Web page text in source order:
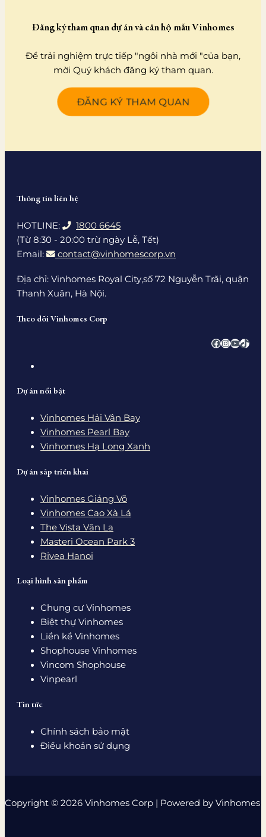
Đăng ký tham quan dự án và căn hộ mẫu Vinhomes
Để trải nghiệm trực tiếp "ngôi nhà mới "của bạn,
mời Quý khách đăng ký tham quan.
ĐĂNG KÝ THAM QUAN
Thông tin liên hệ
HOTLINE:
1800 6645
(Từ 8:30 - 20:00 trừ ngày Lễ, Tết)
Email:
contact@vinhomescorp.vn
Địa chỉ: Vinhomes Royal City,số 72 Nguyễn Trãi, quận
Thanh Xuân, Hà Nội.
Theo dõi Vinhomes Corp
Facebook
Dự án nổi bật
Vinhomes Hải Vân Bay
Vinhomes Pearl Bay
Vinhomes Hạ Long Xanh
Dự án sắp triển khai
Vinhomes Giảng Võ
Vinhomes Cao Xà Lá
The Vista Văn La
Masteri Ocean Park 3
Rivea Hanoi
Loại hình sản phẩm
Chung cư Vinhomes
Biệt thự Vinhomes
Liền kề Vinhomes
Shophouse Vinhomes
Vincom Shophouse
Vinpearl
Tin tức
Chính sách bảo mật
Điều khoản sử dụng
Copyright © 2026 Vinhomes Corp | Powered by Vinhomes